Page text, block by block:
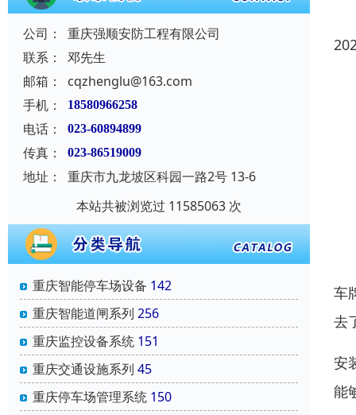
公司：
重庆强顺安防工程有限公司
联系：
邓先生
邮箱：
cqzhenglu@163.com
手机：
18580966258
电话： 023-60894899
传真： 023-86519009
地址：
重庆市九龙坡区科园一路2号 13-6
本站共被浏览过 11585063 次
重庆智能停车场设备 142
重庆智能道闸系列 256
重庆监控设备系统 151
重庆交通设施系列 45
重庆停车场管理系统 150
车
去
安
能